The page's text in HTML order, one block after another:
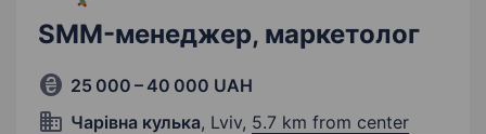
SMM-менеджер, маркетолог
25 000 – 40 000 UAH
Чарівна кулька, Lviv, 5.7 km from center